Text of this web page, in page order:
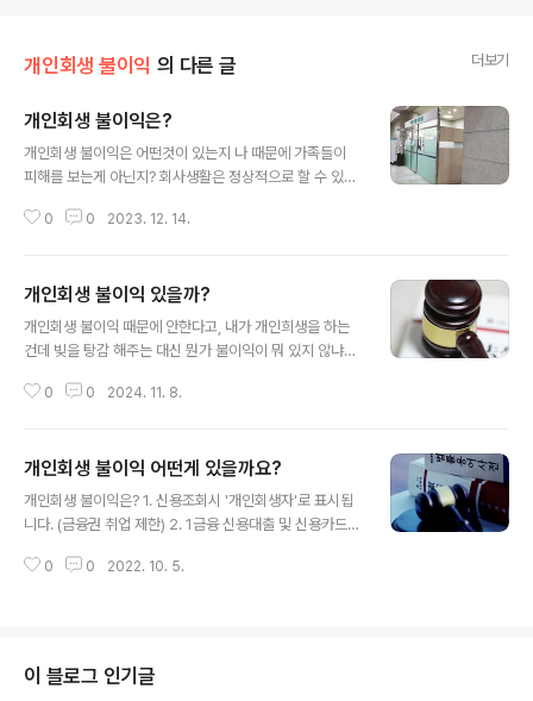
개인회생 불이익 의 다른 글 더보기
개인회생 불이익은?
개인회생 불이익은 어떤것이 있는지 나 때문에 가족들이
피해를 보는게 아닌지? 회사생활은 정상적으로 할 수 있는
모르게 신청이 가능하고, 정상적인 경제활동을 하면서 빚
용조회시 개인회생자라고 표시 되지만 이것도 회생 변제가
끝나면 삭제 됩니다. 특히 회생 기간에도 신용도에 따라 신
용카드 사용이 가능한 경우도 많이 있습니다. 하지만 다들
희생을 감수 하고 빚탕감이 되겠지?라는 막연한 착각을 하
0 0 2023. 12. 14.
개인회생 불이익 있을까?
개인회생 불이익 때문에 안한다고, 내가 개인희생을 하는
건데 빚을 탕감 해주는 대신 뭔가 불이익이 뭐 있지 않냐고
해봐야 나오는 불이익 없고 실제로도 불이익 없습니다. 개
니다. 회생 기록도 나중에 삭제 되고 기록이 있어도 돈을 다
루는 금융권 취업이 아니면 문제 될 취업처도 없습니다. 다
만, 법원의 결정에 따라 빚탕감을 당한 채권자들은 자체적
기 아니어도 다른 곳 가면 됩니다. 이처럼 개인회생 불이익
0 0 2024. 11. 8.
개인회생 불이익 어떤게 있을까요?
개인회생 불이익은? 1. 신용조회시 '개인회생자'로 표시됩
니다. (금융권 취업 제한) 2. 1금융 신용대출 및 신용카드가
이 아닙니다. 4. 개인회생 한다고 말을 하면 알바를 퇴사 당
업은 대출이 됩니다. 신용카드 사용 또한 인가 후 발급해 주
는 업체도 있고 안해주는 업체가 있으니 개인회생 불이익
0 0 2022. 10. 5.
이 블로그 인기글